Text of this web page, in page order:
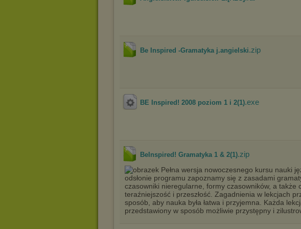
Istnieje
sposób
urządzeniu
dokonując
internetowej.
Pełną
Be Inspired -Gramatyka j.angielski.zip
BE Inspired! 2008 poziom 1 i 2(1).exe
BeInspired! Gramatyka 1 & 2(1).zip
Pełna wersja nowoczesnego kursu nauki
odsłonie programu zapoznamy się z zasadami
czasowniki nieregularne, formy czasowników, a także
teraźniejszość i przeszłość. Zagadnienia w lekcjach
sposób, aby nauka była łatwa i przyjemna. Każda
przedstawiony w sposób możliwie przystępny i